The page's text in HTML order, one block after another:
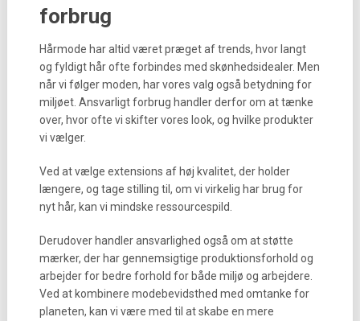
forbrug
Hårmode har altid været præget af trends, hvor langt
og fyldigt hår ofte forbindes med skønhedsidealer. Men
når vi følger moden, har vores valg også betydning for
miljøet. Ansvarligt forbrug handler derfor om at tænke
over, hvor ofte vi skifter vores look, og hvilke produkter
vi vælger.
Ved at vælge extensions af høj kvalitet, der holder
længere, og tage stilling til, om vi virkelig har brug for
nyt hår, kan vi mindske ressourcespild.
Derudover handler ansvarlighed også om at støtte
mærker, der har gennemsigtige produktionsforhold og
arbejder for bedre forhold for både miljø og arbejdere.
Ved at kombinere modebevidsthed med omtanke for
planeten, kan vi være med til at skabe en mere